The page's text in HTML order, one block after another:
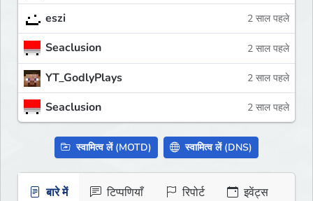
eszi 2 साल पहले
Seaclusion 2 साल पहले
YT_GodlyPlays 2 साल पहले
Seaclusion 2 साल पहले
स्वामित्व लें (MOTD) स्वामित्व लें (DNS)
बारे में टिप्पणियाँ रिपोर्ट इवेंट्स